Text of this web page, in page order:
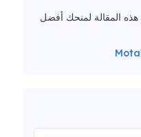
هذه المقالة لمنحك أفضل